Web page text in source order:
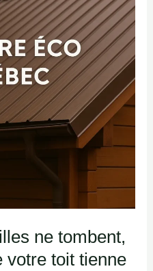
ne tombent,
votre toit tienne